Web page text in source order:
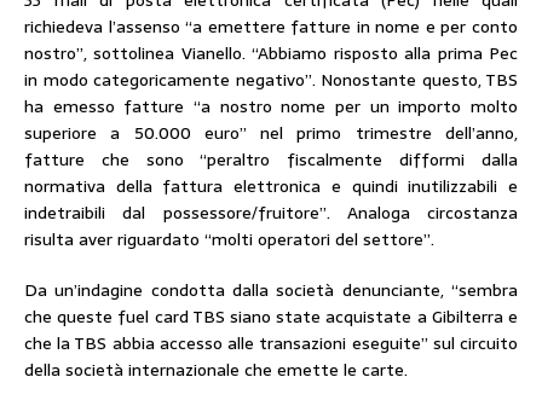
richiedeva l’assenso “a emettere fatture in nome e per conto
nostro”, sottolinea Vianello. “Abbiamo risposto alla prima Pec
in modo categoricamente negativo”. Nonostante questo, TBS
ha emesso fatture “a nostro nome per un importo molto
superiore a 50.000 euro” nel primo trimestre dell’anno,
fatture che sono “peraltro fiscalmente difformi dalla
normativa della fattura elettronica e quindi inutilizzabili e
indetraibili dal possessore/fruitore”. Analoga circostanza
risulta aver riguardato “molti operatori del settore”.
Da un’indagine condotta dalla società denunciante, “sembra
che queste fuel card TBS siano state acquistate a Gibilterra e
che la TBS abbia accesso alle transazioni eseguite” sul circuito
della società internazionale che emette le carte.